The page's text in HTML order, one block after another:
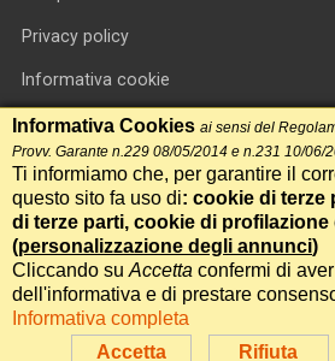
Privacy policy
Informativa cookie
RSS feed
RSS Top News
Contatti
International Communication S.r.l. •
giornalistica n.191, reg. Tribunale di
Accetta Rifiuta
Informativa Cookies ai sensi del
Provv. Garante n.229 08/05/2014 e n.231 10/06/
Ti informiamo che, per garantire il
questo sito fa uso di: cookie di terze
di terze parti, cookie di profilazione
(personalizzazione degli annunci)
Cliccando su Accetta confermi di
dell'informativa e di prestare
Informativa completa